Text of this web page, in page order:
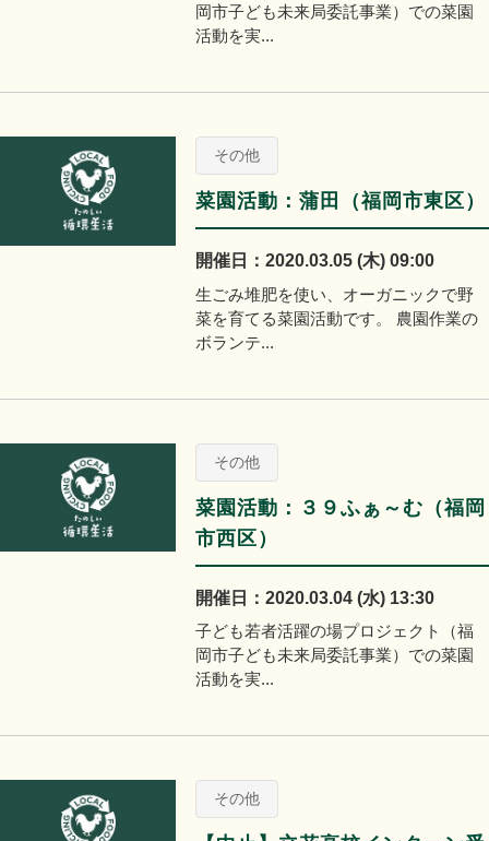
岡市子ども未来局委託事業）での菜園
活動を実...
その他
菜園活動：蒲田（福岡市東区）
開催日：2020.03.05 (木) 09:00
生ごみ堆肥を使い、オーガニックで野
菜を育てる菜園活動です。 農園作業の
ボランテ...
その他
菜園活動：３９ふぁ～む（福岡
市西区）
開催日：2020.03.04 (水) 13:30
子ども若者活躍の場プロジェクト（福
岡市子ども未来局委託事業）での菜園
活動を実...
その他